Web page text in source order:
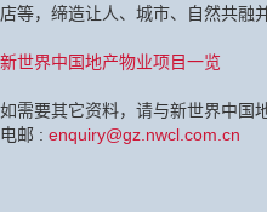
店等，缔造让人、城市、自然共融
新世界中国地产物业项目一览
如需要其它资料，请与新世界中国
电邮 : enquiry@gz.nwcl.com.cn